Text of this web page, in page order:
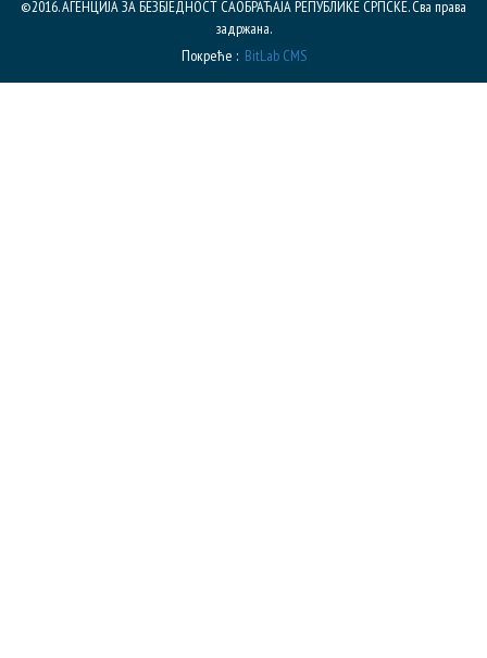
©2016. АГЕНЦИЈА ЗА БЕЗБЈЕДНОСТ САОБРАЋАЈА РЕПУБЛИКE СРПСКЕ. Сва права
задржана.
Покреће : BitLab CMS